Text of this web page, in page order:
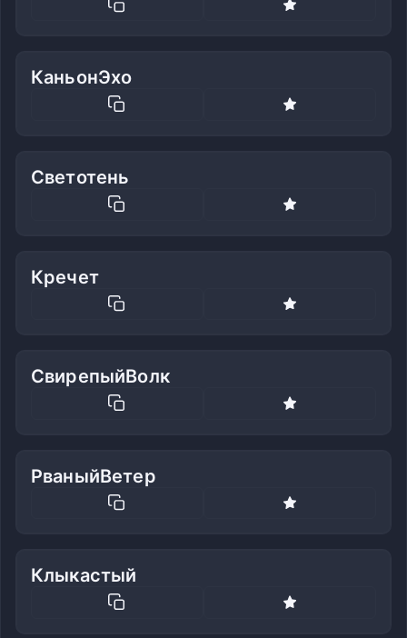
КаньонЭхо
Светотень
Кречет
СвирепыйВолк
РваныйВетер
Клыкастый